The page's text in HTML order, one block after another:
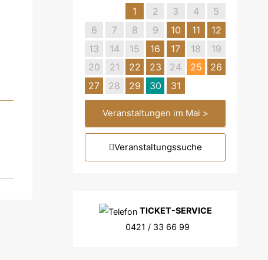
1
2 3 4
5
6
7 8 9 10 11
12
13
14 15 16 17 18
19
20
21 22 23 24 25
26
27
28 29 30 31
Veranstaltungen im Mai >
Veranstaltungssuche
TICKET-SERVICE
0421 / 33 66 99